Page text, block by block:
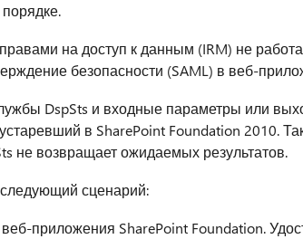
на доступ к данным (IRM) не
безопасности (SAML) в веб-
DspSts и входные параметры или
в SharePoint Foundation 2010.
не возвращает ожидаемых результатов.
сценарий:
приложения SharePoint Foundation.